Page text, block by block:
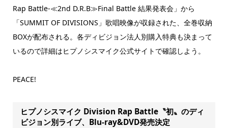
Rap Battle-≪2nd D.R.B≫Final Battle 結果発表会」から
「SUMMIT OF DIVISIONS」歌唱映像が収録された、全巻収納
BOXが配布される。各ディビジョン法人別購入特典も決まって
いるので詳細はヒプノシスマイク公式サイトで確認しよう。
PEACE!
ヒプノシスマイク Division Rap Battle〝初〟のディ
ビジョン別ライブ、Blu-ray&DVD発売決定